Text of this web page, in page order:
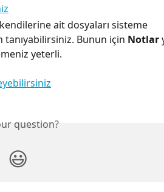
ait dosyaları sisteme
tanıyabilirsiniz. Bunun için Notlar
yeterli.
question?
😃